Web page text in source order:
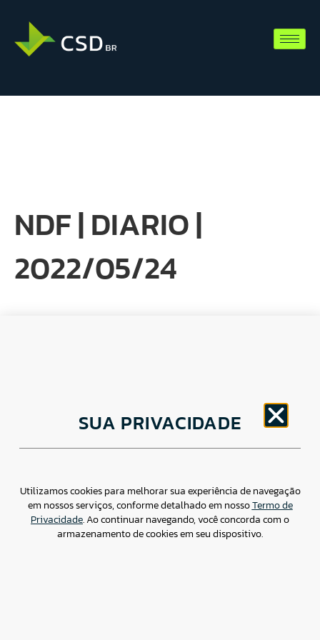
NDF | DIARIO |
2022/05/24
Av. Brigadeiro Faria Lima, 1779 – 5oAndar Jardim
Paulistano, São Paulo/ SP – CEP: 01452-914
Assessoria de imprensa: imprensa@csdbr.com
SUA PRIVACIDADE
Utilizamos cookies para melhorar sua experiência de navegação
em nossos serviços, conforme detalhado em nossoTermo de
Privacidade. Ao continuar navegando, você concorda com o
armazenamento de cookies em seu dispositivo.